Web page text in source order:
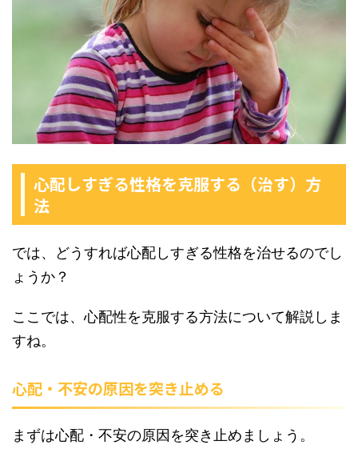
心配しすぎる性格を克服する（治す）方
法
では、どうすれば心配しすぎる性格を治せるのでし
ょうか？
ここでは、心配性を克服する方法について解説しま
すね。
心配・不安の原因を突き止める
まずは心配・不安の原因を突き止めましょう。